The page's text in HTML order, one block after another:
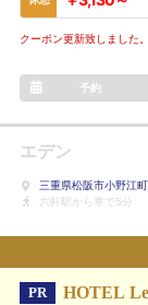
クーポン更新致しました
予約
エデン
三重県松阪市小野江
六軒駅から車で5分
PR HOTEL